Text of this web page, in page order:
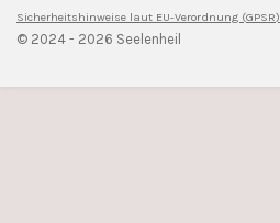
Sicherheitshinweise laut EU-Verordnung (GPSR)
© 2024 - 2026 Seelenheil